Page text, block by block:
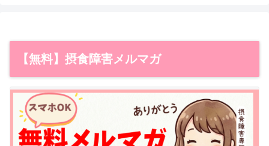
【無料】摂食障害メルマガ